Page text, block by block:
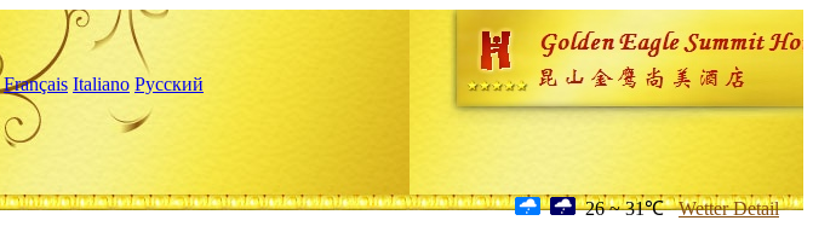
Français Italiano Русский
26 ~ 31℃ Wetter Detail